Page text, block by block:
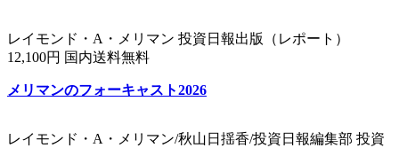
レイモンド・A・メリマン 投資日報出版（レポート）
12,100円 国内送料無料
メリマンのフォーキャスト2026
レイモンド・A・メリマン/秋山日揺香/投資日報編集部 投資